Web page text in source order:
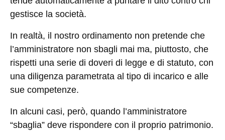
gestisce la società.
In realtà, il nostro ordinamento non pretende che
l’amministratore non sbagli mai ma, piuttosto, che
rispetti una serie di doveri di legge e di statuto, con
una diligenza parametrata al tipo di incarico e alle
sue competenze.
In alcuni casi, però, quando l’amministratore
“sbaglia” deve rispondere con il proprio patrimonio.